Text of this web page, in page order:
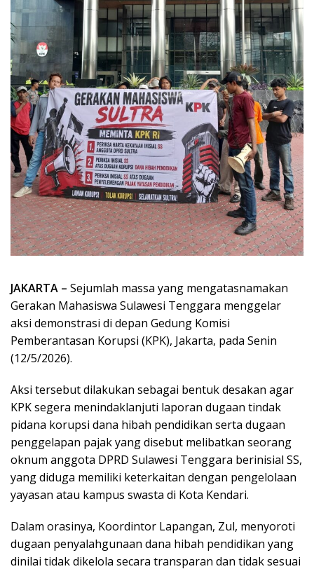
JAKARTA – Sejumlah massa yang mengatasnamakan
Gerakan Mahasiswa Sulawesi Tenggara menggelar
aksi demonstrasi di depan Gedung Komisi
Pemberantasan Korupsi (KPK), Jakarta, pada Senin
(12/5/2026).
Aksi tersebut dilakukan sebagai bentuk desakan agar
KPK segera menindaklanjuti laporan dugaan tindak
pidana korupsi dana hibah pendidikan serta dugaan
penggelapan pajak yang disebut melibatkan seorang
oknum anggota DPRD Sulawesi Tenggara berinisial SS,
yang diduga memiliki keterkaitan dengan pengelolaan
yayasan atau kampus swasta di Kota Kendari.
Dalam orasinya, Koordintor Lapangan, Zul, menyoroti
dugaan penyalahgunaan dana hibah pendidikan yang
dinilai tidak dikelola secara transparan dan tidak sesuai